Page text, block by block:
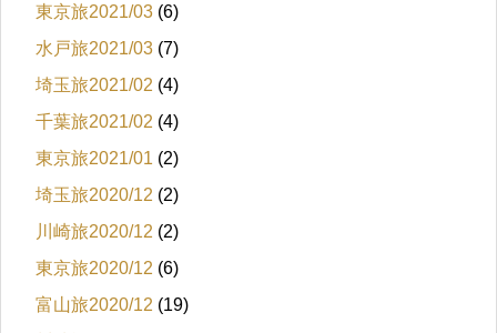
東京旅2021/03 (6)
水戸旅2021/03 (7)
埼玉旅2021/02 (4)
千葉旅2021/02 (4)
東京旅2021/01 (2)
埼玉旅2020/12 (2)
川崎旅2020/12 (2)
東京旅2020/12 (6)
富山旅2020/12 (19)